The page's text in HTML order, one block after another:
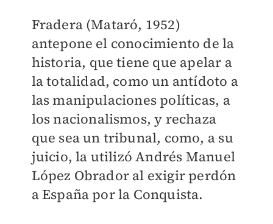
Fradera (Mataró, 1952)
antepone el conocimiento de la
historia, que tiene que apelar a
la totalidad, como un antídoto a
las manipulaciones políticas, a
los nacionalismos, y rechaza
que sea un tribunal, como, a su
juicio, la utilizó Andrés Manuel
López Obrador al exigir perdón
a España por la Conquista.